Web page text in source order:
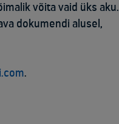
võita vaid üks aku.
dokumendi alusel,
.